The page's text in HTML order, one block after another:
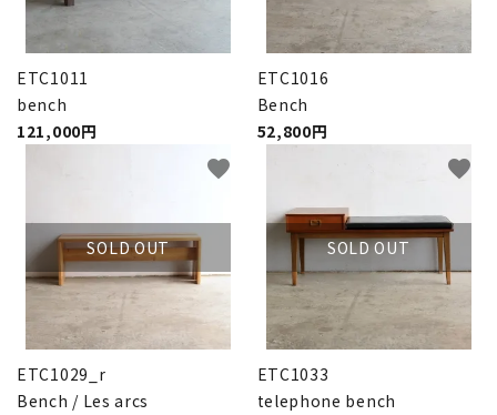
ETC1011
bench
121,000円
ETC1016
Bench
52,800円
SOLD OUT
ETC1029_r
Bench / Les arcs
favorite
SOLD OUT
ETC1033
telephone bench
favorite